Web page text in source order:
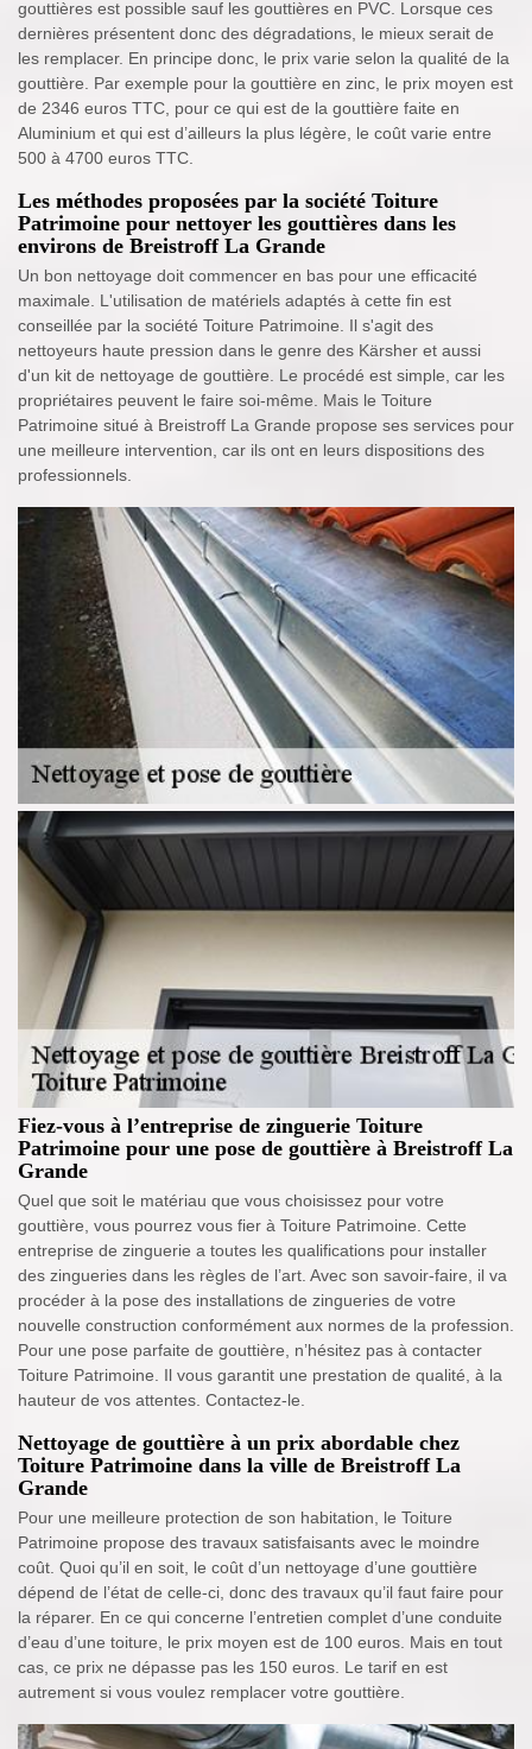
gouttières est possible sauf les gouttières en PVC. Lorsque ces
dernières présentent donc des dégradations, le mieux serait de
les remplacer. En principe donc, le prix varie selon la qualité de la
gouttière. Par exemple pour la gouttière en zinc, le prix moyen est
de 2346 euros TTC, pour ce qui est de la gouttière faite en
Aluminium et qui est d’ailleurs la plus légère, le coût varie entre
500 à 4700 euros TTC.
Les méthodes proposées par la société Toiture
Patrimoine pour nettoyer les gouttières dans les
environs de Breistroff La Grande
Un bon nettoyage doit commencer en bas pour une efficacité
maximale. L'utilisation de matériels adaptés à cette fin est
conseillée par la société Toiture Patrimoine. Il s'agit des
nettoyeurs haute pression dans le genre des Kärsher et aussi
d'un kit de nettoyage de gouttière. Le procédé est simple, car les
propriétaires peuvent le faire soi-même. Mais le Toiture
Patrimoine situé à Breistroff La Grande propose ses services pour
une meilleure intervention, car ils ont en leurs dispositions des
professionnels.
Fiez-vous à l’entreprise de zinguerie Toiture
Patrimoine pour une pose de gouttière à Breistroff La
Grande
Quel que soit le matériau que vous choisissez pour votre
gouttière, vous pourrez vous fier à Toiture Patrimoine. Cette
entreprise de zinguerie a toutes les qualifications pour installer
des zingueries dans les règles de l’art. Avec son savoir-faire, il va
procéder à la pose des installations de zingueries de votre
nouvelle construction conformément aux normes de la profession.
Pour une pose parfaite de gouttière, n’hésitez pas à contacter
Toiture Patrimoine. Il vous garantit une prestation de qualité, à la
hauteur de vos attentes. Contactez-le.
Nettoyage de gouttière à un prix abordable chez
Toiture Patrimoine dans la ville de Breistroff La
Grande
Pour une meilleure protection de son habitation, le Toiture
Patrimoine propose des travaux satisfaisants avec le moindre
coût. Quoi qu’il en soit, le coût d’un nettoyage d’une gouttière
dépend de l’état de celle-ci, donc des travaux qu’il faut faire pour
la réparer. En ce qui concerne l’entretien complet d’une conduite
d’eau d’une toiture, le prix moyen est de 100 euros. Mais en tout
cas, ce prix ne dépasse pas les 150 euros. Le tarif en est
autrement si vous voulez remplacer votre gouttière.